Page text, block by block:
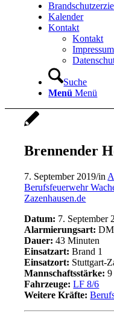
Kalender
Kontakt
Kontakt
Impressum
Suche
Menü Menü
Brennender
7. September 2019/in
Berufsfeuerwehr
Zazenhausen.de
Datum: 7. September
Alarmierungsart:
Dauer: 43 Minuten
Einsatzart: Brand 1
Einsatzort: Stuttgart-
Mannschaftsstärke: 9
Fahrzeuge: LF 8/6
Weitere Kräfte: